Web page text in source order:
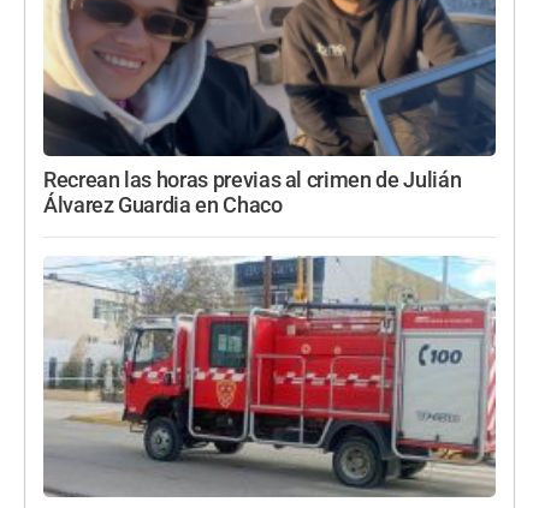
Recrean las horas previas al crimen de Julián
Álvarez Guardia en Chaco